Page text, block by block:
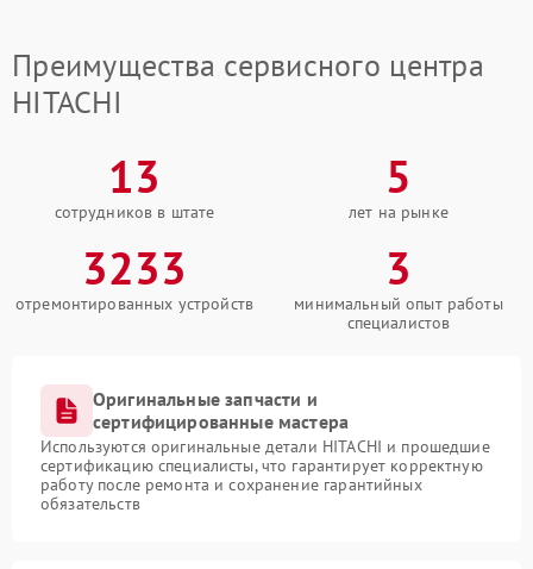
Преимущества сервисного центра
HITACHI
13
сотрудников в штате
5
лет на рынке
3233
отремонтированных устройств
3
минимальный опыт работы
специалистов
Оригинальные запчасти и
сертифицированные мастера
Используются оригинальные детали HITACHI и прошедшие
сертификацию специалисты, что гарантирует корректную
работу после ремонта и сохранение гарантийных
обязательств